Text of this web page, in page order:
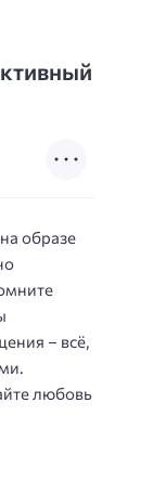
образе
– всё,
любовь